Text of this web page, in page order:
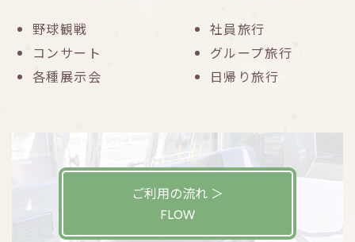
野球観戦
コンサート
各種展示会
社員旅行
グループ旅行
日帰り旅行
ご利用の流れ ＞
FLOW